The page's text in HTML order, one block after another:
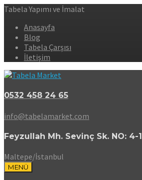
Tabela Yapımı ve İmalat
Anasayfa
Blog
Tabela Çarşısı
İletişim
0532 458 24 65
info@tabelamarket.com
Feyzullah Mh. Sevinç Sk. NO: 4-1
Maltepe/İstanbul
MENÜ